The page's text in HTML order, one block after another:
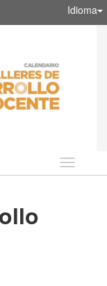
Idioma
Idioma